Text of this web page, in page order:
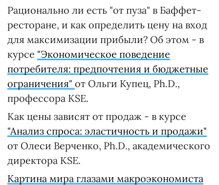
Рационально ли есть "от пуза" в Баффет-
ресторане, и как определить цену на вход
для максимизации прибыли? Об этом - в
курсе "Экономическое поведение
потребителя: предпочтения и бюджетные
ограничения" от Ольги Купец, Ph.D.,
профессора KSE.
Как цены зависят от продаж - в курсе
"Анализ спроса: эластичность и продажи"
от Олеси Верченко, Ph.D., академического
директора KSE.
Картина мира глазами макроэкономиста